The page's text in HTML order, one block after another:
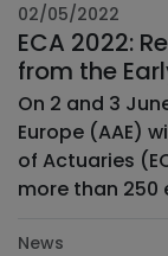
02/05/2022
ECA 2022:
from the
On 2 and 3
Europe (AAE)
of Actuaries (ECA
more than 250
News